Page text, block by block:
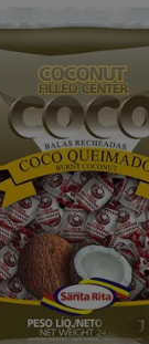
7º
8º
9º
10º